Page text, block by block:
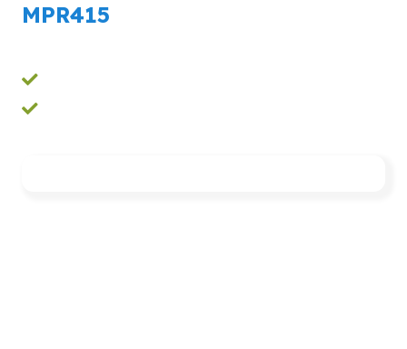
MPR415